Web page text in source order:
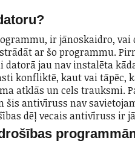
ir jānoskaidro,
ar šo programmu.
jau nav instalēta
konfliktē, kaut vai tāpēc,
atklās un cels trauksmi.
antivīruss nav
dēļ vecais antivīruss ir